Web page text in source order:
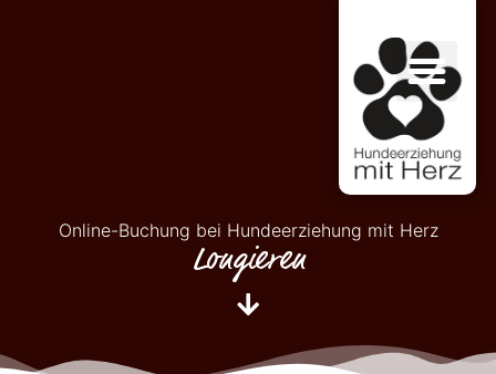
Online-Buchung bei Hundeerziehung mit Herz
Longieren